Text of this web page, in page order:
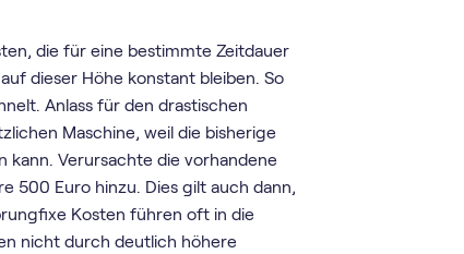
die für eine bestimmte Zeitdauer
dieser Höhe konstant bleiben. So
Anlass für den drastischen
Maschine, weil die bisherige
kann. Verursachte die vorhandene
500 Euro hinzu. Dies gilt auch dann,
Kosten führen oft in die
nicht durch deutlich höhere